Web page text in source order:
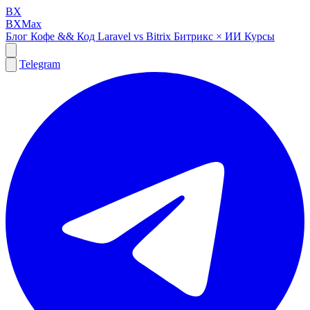
BX
BXMax
Блог Кофе && Код Laravel vs Bitrix Битрикс × ИИ Курсы
Telegram